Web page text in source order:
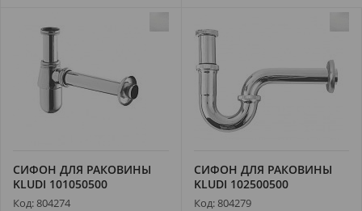
СИФОН ДЛЯ РАКОВИНЫ
KLUDI 101050500
Код: 804274
СИФОН ДЛЯ РАКОВИНЫ
KLUDI 102500500
Код: 804279